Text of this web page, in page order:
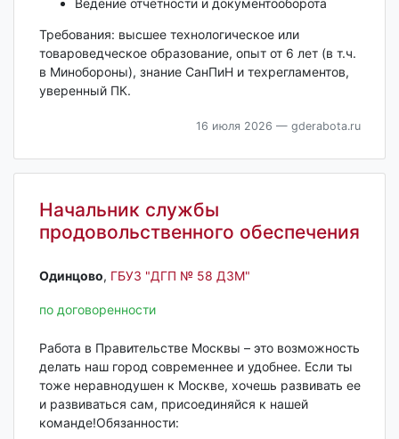
Требования: высшее технологическое или
товароведческое образование, опыт от 6 лет (в т.ч.
в Минобороны), знание СанПиН и техрегламентов,
уверенный ПК.
16 июля 2026 — gderabota.ru
Начальник службы
продовольственного обеспечения
Одинцово‎, ГБУЗ "ДГП № 58 ДЗМ"
по договоренности
Работа в Правительстве Москвы – это возможность
делать наш город современнее и удобнее. Если ты
тоже неравнодушен к Москве, хочешь развивать ее
и развиваться сам, присоединяйся к нашей
команде!Обязанности: